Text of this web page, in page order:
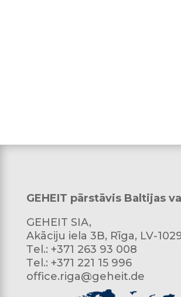
GEHEIT pārstāvis Baltijas
GEHEIT SIA,
Akāciju iela 3B, Rīga, LV-
Тel.: +371 263 93 008
Тel.: +371 221 15 996
office.riga@geheit.de